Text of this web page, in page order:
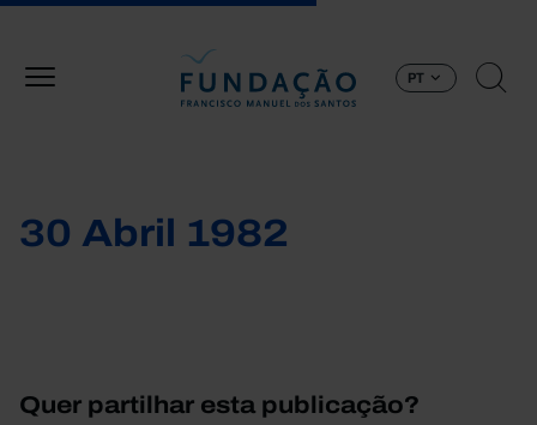
PT
30 Abril 1982
Quer partilhar esta publicação?